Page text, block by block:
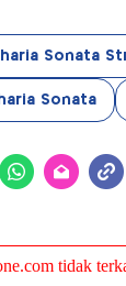
Sonata
Sonata